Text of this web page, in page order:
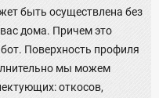
быть осуществлена без
дома. Причем это
Поверхность профиля
мы можем
откосов,